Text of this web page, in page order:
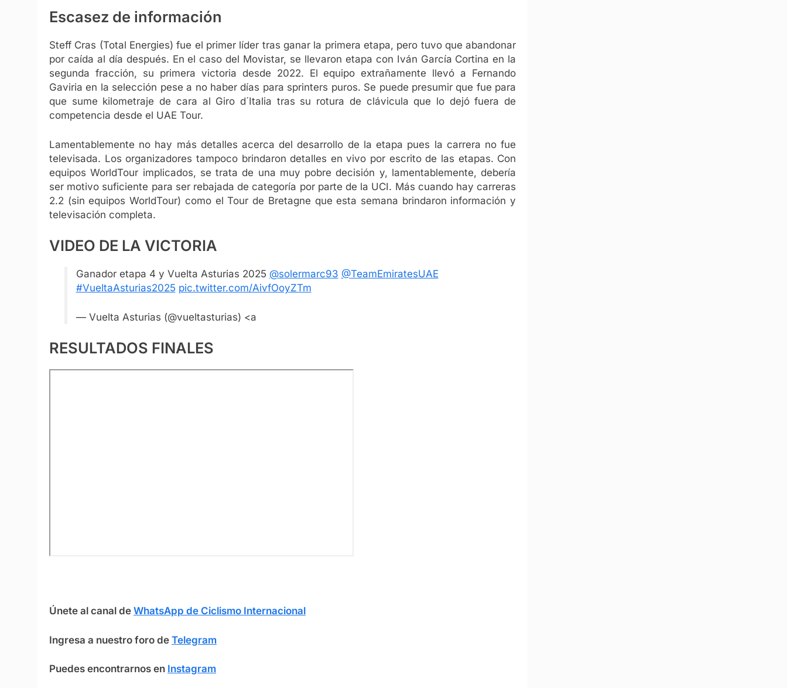
Escasez de información
Steff Cras (Total Energies) fue el primer líder tras ganar la primera etapa, pero tuvo que abandonar
por caída al día después. En el caso del Movistar, se llevaron etapa con Iván García Cortina en la
segunda fracción, su primera victoria desde 2022. El equipo extrañamente llevó a Fernando
Gaviria en la selección pese a no haber días para sprinters puros. Se puede presumir que fue para
que sume kilometraje de cara al Giro d´Italia tras su rotura de clávicula que lo dejó fuera de
competencia desde el UAE Tour.
Lamentablemente no hay más detalles acerca del desarrollo de la etapa pues la carrera no fue
televisada. Los organizadores tampoco brindaron detalles en vivo por escrito de las etapas. Con
equipos WorldTour implicados, se trata de una muy pobre decisión y, lamentablemente, debería
ser motivo suficiente para ser rebajada de categoría por parte de la UCI. Más cuando hay carreras
2.2 (sin equipos WorldTour) como el Tour de Bretagne que esta semana brindaron información y
televisación completa.
VIDEO DE LA VICTORIA
Ganador etapa 4 y Vuelta Asturias 2025 @solermarc93 @TeamEmiratesUAE
#VueltaAsturias2025 pic.twitter.com/AivfOoyZTm
— Vuelta Asturias (@vueltasturias) <a
RESULTADOS FINALES
Únete al canal de WhatsApp de Ciclismo Internacional
Ingresa a nuestro foro de Telegram
Puedes encontrarnos en Instagram